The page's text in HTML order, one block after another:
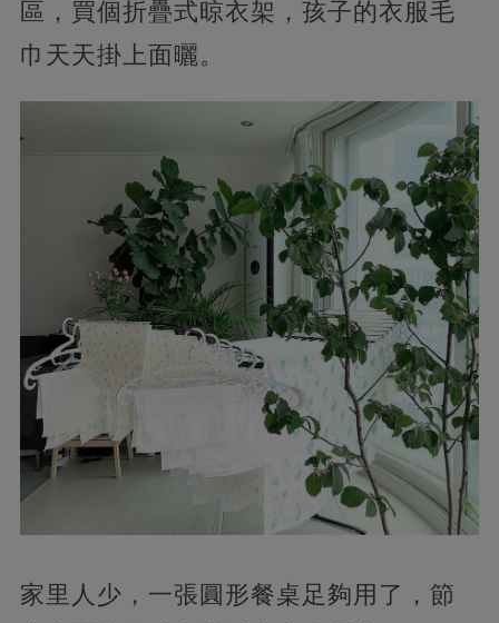
區，買個折疊式晾衣架，孩子的衣服毛
巾天天掛上面曬。
家里人少，一張圓形餐桌足夠用了，節